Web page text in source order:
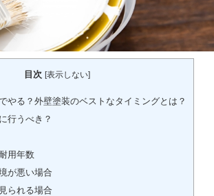
目次 [表示しない]
やる？外壁塗装のベストなタイミングとは？
行うべき？
用年数
が悪い場合
られる場合